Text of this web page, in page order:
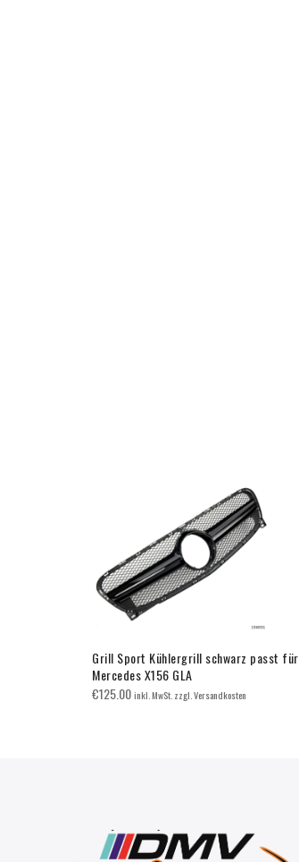
Grill Sport Kühlergrill schwarz passt für
Mercedes X156 GLA
€125.00inkl. MwSt. zzgl. Versandkosten